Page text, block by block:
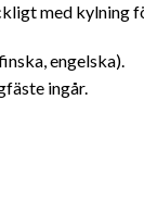
med kylning
engelska).
ingår.